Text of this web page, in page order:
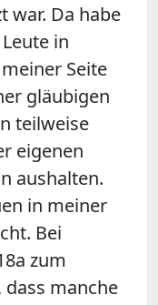
war. Da habe
in
Seite
gläubigen
teilweise
eigenen
aushalten.
in meiner
Bei
zum
manche